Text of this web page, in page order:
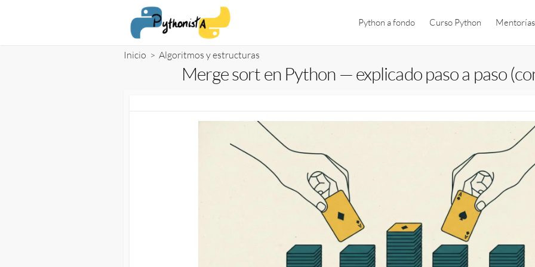
Python a fondo Curso Python Mentorías
Inicio > Algoritmos y estructuras
Merge sort en Python — explicado paso a paso